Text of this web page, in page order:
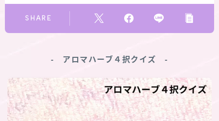
SHARE
‐ アロマハーブ４択クイズ ‐